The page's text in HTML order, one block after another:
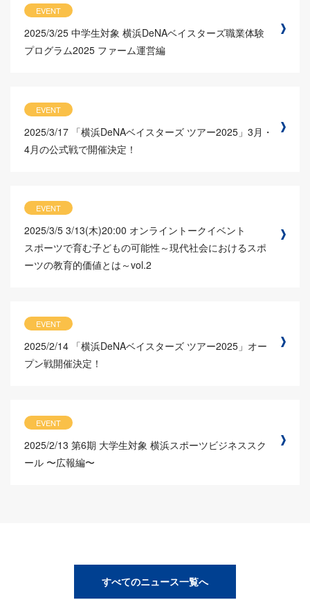
EVENT
2025/3/25 中学生対象 横浜DeNAベイスターズ職業体験
プログラム2025 ファーム運営編
EVENT
2025/3/17 「横浜DeNAベイスターズ ツアー2025」3月・
4月の公式戦で開催決定！
EVENT
2025/3/5 3/13(木)20:00 オンライントークイベント
スポーツで育む子どもの可能性～現代社会におけるスポ
ーツの教育的価値とは～vol.2
EVENT
2025/2/14 「横浜DeNAベイスターズ ツアー2025」オー
プン戦開催決定！
EVENT
2025/2/13 第6期 大学生対象 横浜スポーツビジネススク
ール 〜広報編〜
すべてのニュース一覧へ